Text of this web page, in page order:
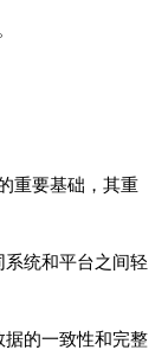
重要基础，其重
系统和平台之间轻
据的一致性和完整